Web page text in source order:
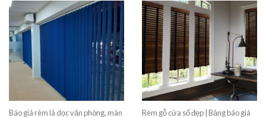
Báo giá rèm lá dọc văn phòng, màn
Rèm gỗ cửa sổ đẹp | Bảng báo giá